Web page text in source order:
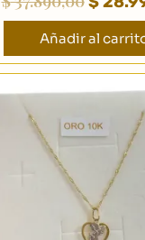
Añadir al